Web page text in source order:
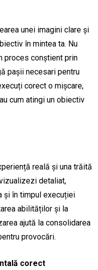
unei imagini clare și
în mintea ta. Nu
proces conștient prin
pașii necesari pentru
corect o mișcare,
cum atingi un obiectiv
reală și una trăită
detaliat,
și în timpul execuției
abilităților și la
ajută la consolidarea
provocări.
corect